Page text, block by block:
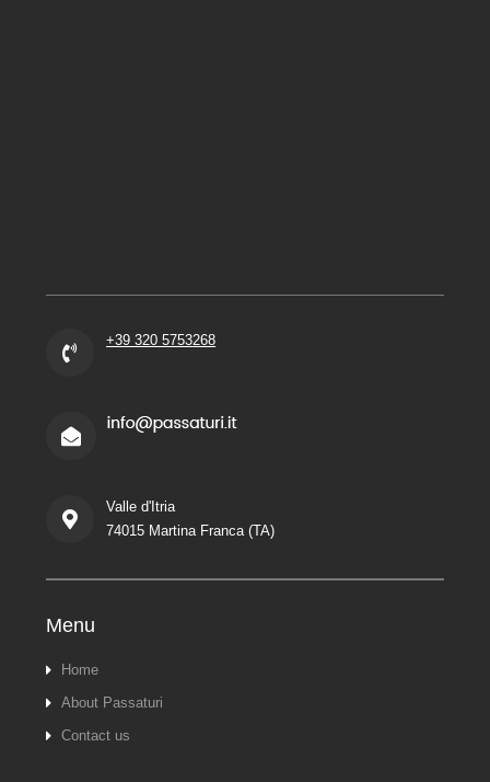
+39 320 5753268
Valle d'Itria
74015 Martina Franca (TA)
Menu
Home
About Passaturi
Contact us